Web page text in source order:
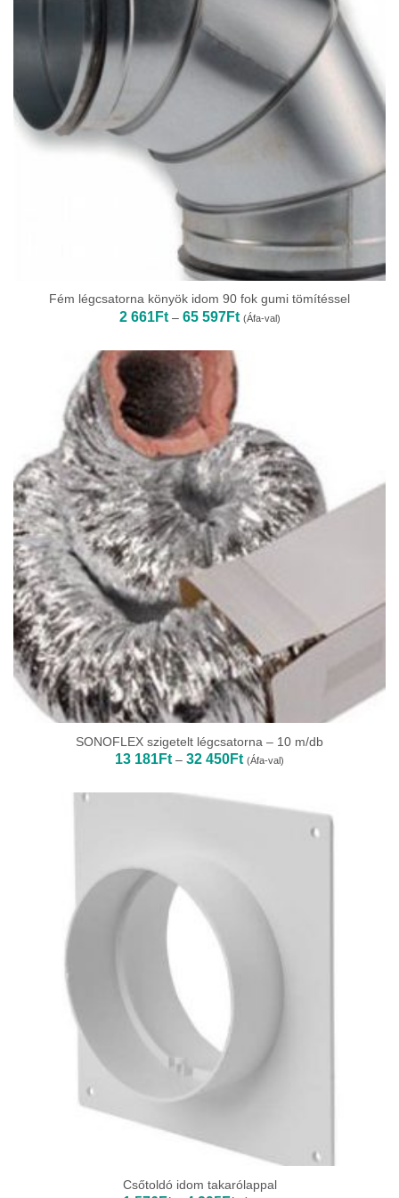
Fém légcsatorna könyök idom 90 fok gumi tömítéssel
2 661Ft – 65 597FtÁrtartomány:
2
597Ft
(Áfa-val)
SONOFLEX szigetelt légcsatorna – 10 m/db
13 181Ft – 32 450FtÁrtartomány:
13
32
(Áfa-val)
Csőtoldó idom takarólappal